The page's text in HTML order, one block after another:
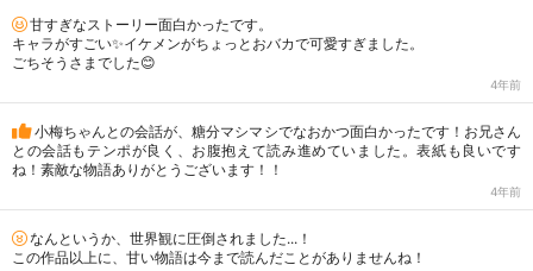
甘すぎなストーリー面白かったです。
キャラがすごい✨イケメンがちょっとおバカで可愛すぎました。
ごちそうさまでした😊
4年前
小梅ちゃんとの会話が、糖分マシマシでなおかつ面白かったです！お兄さん
との会話もテンポが良く、お腹抱えて読み進めていました。表紙も良いです
ね！素敵な物語ありがとうございます！！
4年前
なんというか、世界観に圧倒されました...！
この作品以上に、甘い物語は今まで読んだことがありませんね！